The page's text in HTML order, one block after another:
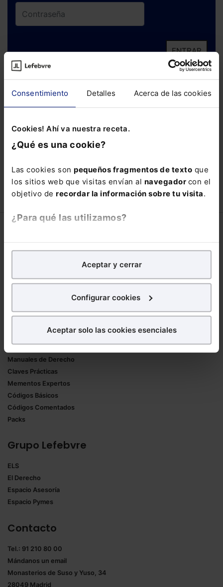
Consentimiento Detalles Acerca de las cookies
Cookies! Ahí va nuestra receta.
¿Qué es una cookie?
Las cookies son pequeños fragmentos de texto que
los sitios web que visitas envían al navegador con el
objetivo de recordar la información sobre tu visita.
¿Para qué las utilizamos?
analíticospara tratar demejorar tu experienciaen
nuestra página web. También con fines publicitarios,
para poder mostrarte publicidad y contenidos de tu
¿Qué puedes hacer?
experiencia en la web sea óptima
Puedesaceptar solo las esenciales
todas las cookies excepto aquellas imprescindibles.
También puedes
seleccionar solo aquellas que quieras permitir en tu
navegador. Si no seleccionas ninguna utilizaremos
las que sean indispensables para la navegación.
Saber más acerca de las cookies
Aceptar y cerrar
Configurar cookies
Aceptar solo las cookies esenciales
ENTRAR
¿Has olvidado tu contraseña?
Si todavía no te has suscrito, no pierdas
está oportunidad y adquiere tu acceso
con un25% de descuento
COMPRAR
Lefebvre
Trabaja con nosotros
Productos
Formularios Jurídicos
Manuales de Derecho
Claves Prácticas
Mementos Expertos
Códigos Básicos
Códigos Comentados
Packs
Grupo Lefebvre
ELS
El Derecho
Espacio Asesoría
Espacio Pymes
Contacto
Tel.: 91 210 80 00
Mándanos un email
Monasterios de Suso y Yuso, 34
28049 Madrid